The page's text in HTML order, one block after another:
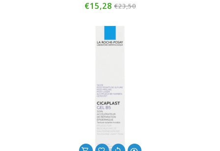
€15,28 €23,50